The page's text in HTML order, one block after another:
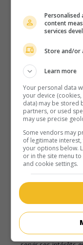
au
All. 1965. Western
Pierre Brice,
Personalised
content
services
Store and/or
Learn more
Your personal data
your device
data) may be stored
partners, or used
may use precise
Some vendors may
of legitimate
your options below.
or in the site menu
and cookie settings.